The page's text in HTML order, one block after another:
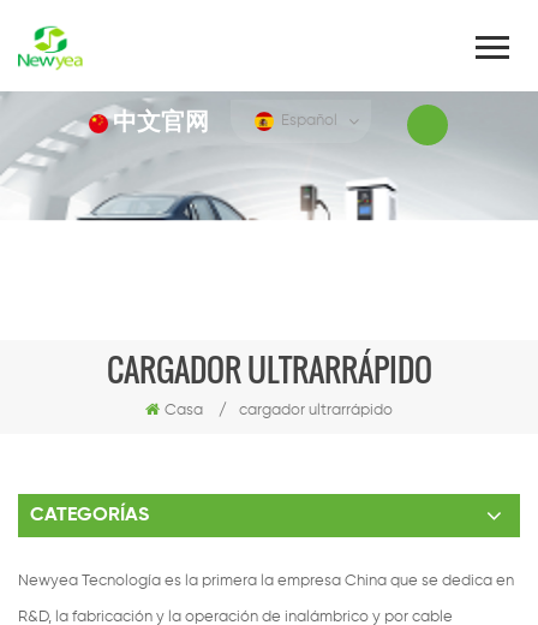
中文官网 Español
CARGADOR ULTRARRÁPIDO
Casa / cargador ultrarrápido
CATEGORÍAS
Newyea Tecnología es la primera la empresa China que se dedica en
R&D, la fabricación y la operación de inalámbrico y por cable